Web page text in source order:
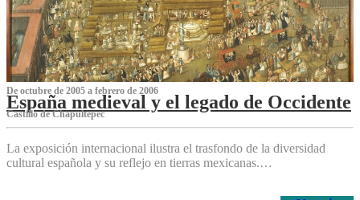
De octubre de 2005 a febrero de 2006
España medieval y el legado de Occidente
Castillo de Chapultepec
La exposición internacional ilustra el trasfondo de la diversidad
cultural española y su reflejo en tierras mexicanas.…